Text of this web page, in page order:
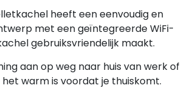
heeft een eenvoudig en
met een geïntegreerde WiFi-
gebruiksvriendelijk maakt.
aan op weg naar huis van werk of
warm is voordat je thuiskomt.